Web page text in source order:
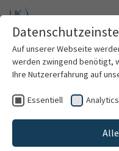
Clinics & Institutes
Organization
Outpatient
epilepsy
Walk-in clinic
Auf unserer Webseite
werden zwingend benötigt,
Ihre Nutzererfahrung auf
Essentiell